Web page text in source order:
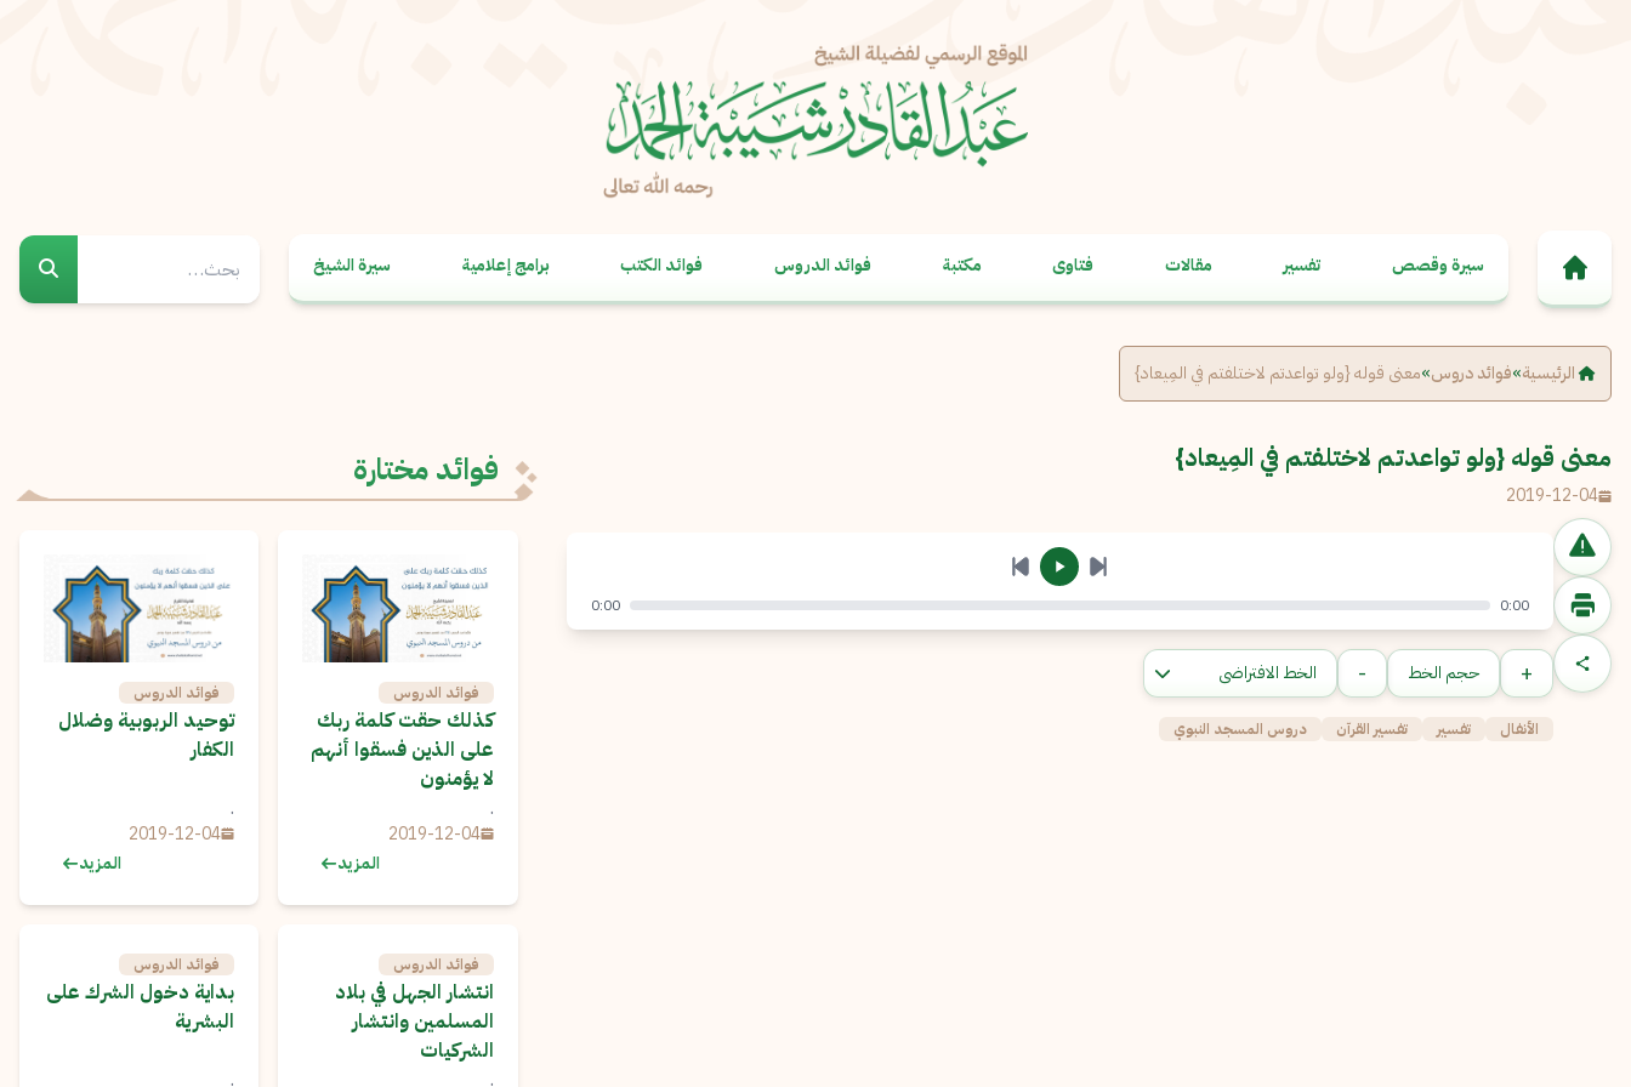
سيرة وقصص تفسير مقالات فتاوى مكتبة فوائد الدروس فوائد الكتب برامج إعلامية سيرة الشيخ
الرئيسية»فوائد دروس»معنى قوله {ولو تواعدتم لاختلفتم في المِيعاد}
معنى قوله {ولو تواعدتم لاختلفتم في المِيعاد}
2019-12-04
الإبلاغ عن مشكلة
البريد الإلكتروني*
إرسال
نسخ
0:00
0:00
+ حجم الخط -
الأنفال تفسير تفسير القرآن دروس المسجد النبوي
فوائد مختارة
فوائد الدروس
كذلك حقت كلمة ربك
على الذين فسقوا أنهم
لا يؤمنون
.
2019-12-04
المزيد
فوائد الدروس
توحيد الربوبية وضلال
الكفار
.
2019-12-04
المزيد
فوائد الدروس
انتشار الجهل في بلاد
المسلمين وانتشار
الشركيات
.
فوائد الدروس
بداية دخول الشرك على
البشرية
.